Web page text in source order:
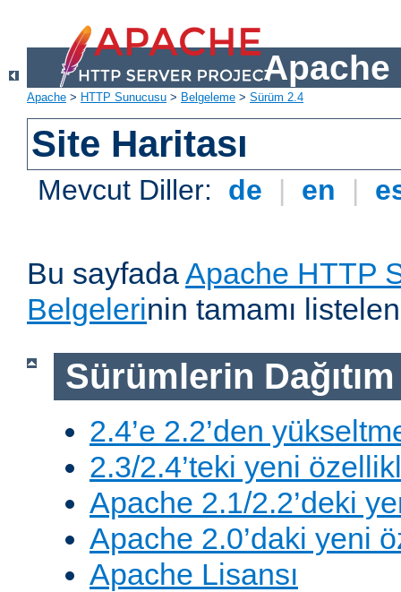
Apache
Apache > HTTP Sunucusu > Belgeleme > Sürüm 2.4
Site Haritası
Mevcut Diller: de | en |
Bu sayfadaApache HTTP
Belgelerinin tamamı
Sürümlerin
2.4’e 2.2’den
2.3/2.4’teki yeni
Apache 2.1/2.2’deki
Apache 2.0’daki yeni
Apache Lisansı